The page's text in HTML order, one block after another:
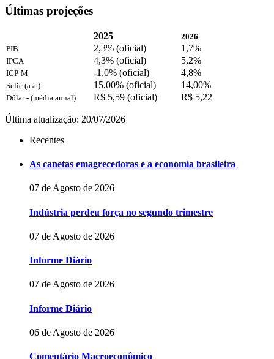
Últimas projeções
2025
2026
PIB
2,3% (oficial) 1,7%
IPCA 4,3% (oficial) 5,2%
IGP-M -1,0% (oficial) 4,8%
Selic (a.a.) 15,00% (oficial) 14,00%
Dólar - (média anual) R$ 5,59 (oficial) R$ 5,22
Última atualização: 20/07/2026
Recentes
As canetas emagrecedoras e a economia brasileira
07 de Agosto de 2026
Indústria perdeu força no segundo trimestre
07 de Agosto de 2026
Informe Diário
07 de Agosto de 2026
Informe Diário
06 de Agosto de 2026
Comentário Macroeconômico